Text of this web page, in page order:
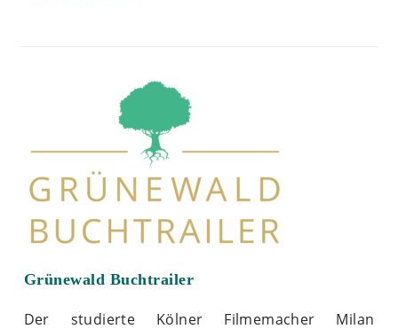
Grünewald Buchtrailer
Der studierte Kölner Filmemacher Milan